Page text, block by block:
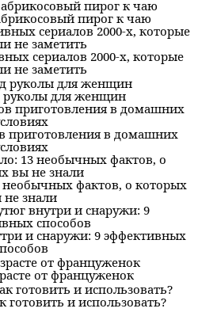
пирог к чаю
сериалов 2000-х, которые
не заметить
руколы для женщин
приготовления в домашних
фактов, о которых
не знали
и снаружи: 9 эффективных
от француженок
готовить и использовать?